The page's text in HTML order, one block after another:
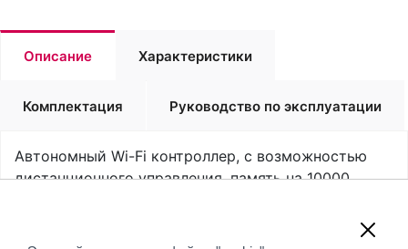
Описание Характеристики
Комплектация Руководство по эксплуатации
Автономный Wi-Fi контроллер, с возможностью
дистанционного управления, память на 10000